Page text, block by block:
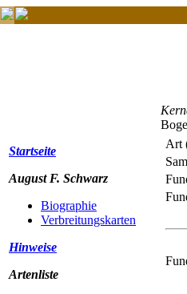
Startseite
August F. Schwarz
Biographie
Verbreitungskarten
Hinweise
Artenliste
Art